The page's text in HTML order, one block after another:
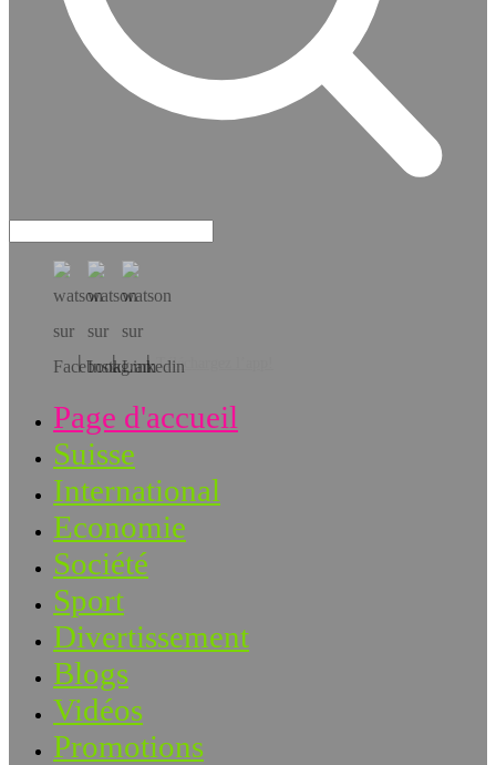
Téléchargez l’app!
Page d'accueil
Suisse
International
Economie
Société
Sport
Divertissement
Blogs
Vidéos
Promotions